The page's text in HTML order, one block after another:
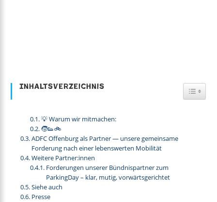
Inhaltsverzeichnis
💡 Warum wir mitmachen:
🧒👟🚲
ADFC Offenburg als Partner — unsere gemeinsame
Forderung nach einer lebenswerten Mobilität
Weitere Partner:innen
Forderungen unserer Bündnispartner zum
ParkingDay – klar, mutig, vorwärtsgerichtet
Siehe auch
Presse